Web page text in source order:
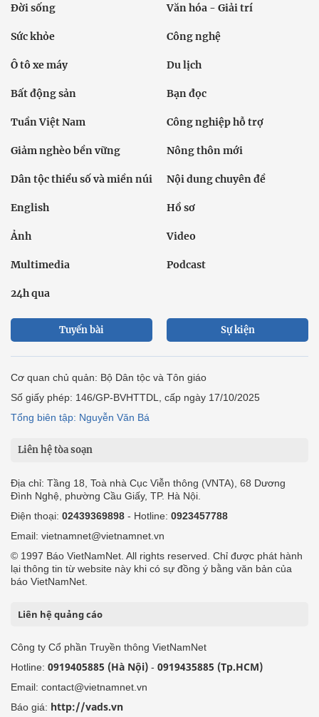
Đời sống Văn hóa - Giải trí
Sức khỏe Công nghệ
Ô tô xe máy Du lịch
Bất động sản Bạn đọc
Tuần Việt Nam Công nghiệp hỗ trợ
Giảm nghèo bền vững Nông thôn mới
Dân tộc thiểu số và miền núi Nội dung chuyên đề
English Hồ sơ
Ảnh Video
Multimedia Podcast
24h qua
Tuyến bài Sự kiện
Cơ quan chủ quản: Bộ Dân tộc và Tôn giáo
Số giấy phép: 146/GP-BVHTTDL, cấp ngày 17/10/2025
Tổng biên tập: Nguyễn Văn Bá
Liên hệ tòa soạn
Địa chỉ: Tầng 18, Toà nhà Cục Viễn thông (VNTA), 68 Dương
Đình Nghệ, phường Cầu Giấy, TP. Hà Nội.
Điện thoại: 02439369898 - Hotline: 0923457788
Email: vietnamnet@vietnamnet.vn
© 1997 Báo VietNamNet. All rights reserved. Chỉ được phát hành
lại thông tin từ website này khi có sự đồng ý bằng văn bản của
báo VietNamNet.
Liên hệ quảng cáo
Công ty Cổ phần Truyền thông VietNamNet
Hotline: 0919405885 (Hà Nội) - 0919435885 (Tp.HCM)
Email: contact@vietnamnet.vn
Báo giá: http://vads.vn